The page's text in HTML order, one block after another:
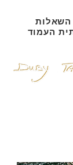
השאלות
העמוד